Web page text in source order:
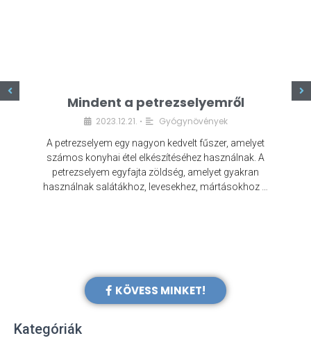
Mindent a petrezselyemről
2023.12.21. • Gyógynövények
A petrezselyem egy nagyon kedvelt fűszer, amelyet
számos konyhai étel elkészítéséhez használnak. A
petrezselyem egyfajta zöldség, amelyet gyakran
használnak salátákhoz, levesekhez, mártásokhoz …
KÖVESS MINKET!
Kategóriák